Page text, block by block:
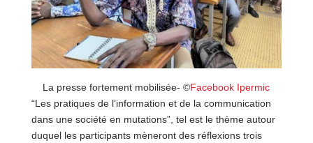
La presse fortement mobilisée- ©Facebook Ipermic
“Les pratiques de l’information et de la communication
dans une société en mutations”, tel est le thème autour
duquel les participants mèneront des réflexions trois